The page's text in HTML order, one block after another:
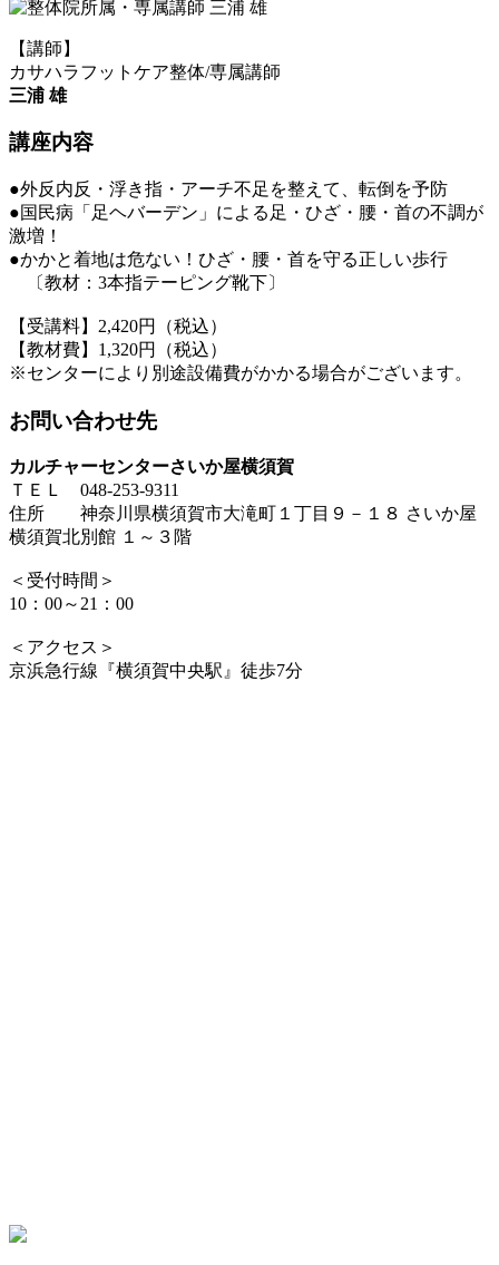
【講師】
カサハラフットケア整体/専属講師
三浦 雄
講座内容
●外反内反・浮き指・アーチ不足を整えて、転倒を予防
●国民病「足ヘバーデン」による足・ひざ・腰・首の不調が
激増！
●かかと着地は危ない！ひざ・腰・首を守る正しい歩行
〔教材：3本指テーピング靴下〕
【受講料】2,420円（税込）
【教材費】1,320円（税込）
※センターにより別途設備費がかかる場合がございます。
お問い合わせ先
カルチャーセンターさいか屋横須賀
ＴＥＬ 048-253-9311
住所 神奈川県横須賀市大滝町１丁目９－１８ さいか屋
横須賀北別館 １～３階
＜受付時間＞
10：00～21：00
＜アクセス＞
京浜急行線『横須賀中央駅』徒歩7分